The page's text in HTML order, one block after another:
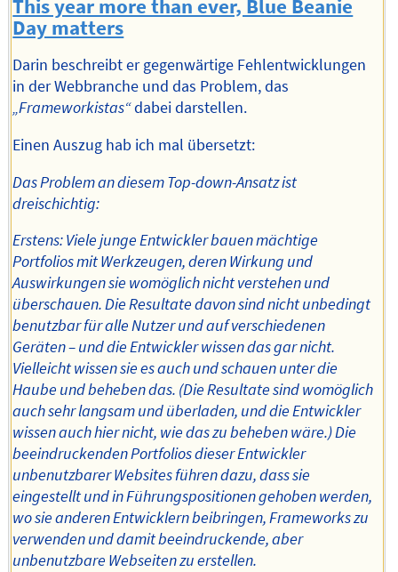
This year more than ever, Blue Beanie
Day matters
Darin beschreibt er gegenwärtige Fehlentwicklungen
in der Webbranche und das Problem, das
„Frameworkistas“dabei darstellen.
Einen Auszug hab ich mal übersetzt:
Das Problem an diesem Top-down-Ansatz ist
dreischichtig:
Erstens: Viele junge Entwickler bauen mächtige
Portfolios mit Werkzeugen, deren Wirkung und
Auswirkungen sie womöglich nicht verstehen und
überschauen. Die Resultate davon sind nicht unbedingt
benutzbar für alle Nutzer und auf verschiedenen
Geräten – und die Entwickler wissen das gar nicht.
Vielleicht wissen sie es auch und schauen unter die
Haube und beheben das. (Die Resultate sind womöglich
auch sehr langsam und überladen, und die Entwickler
wissen auch hier nicht, wie das zu beheben wäre.) Die
beeindruckenden Portfolios dieser Entwickler
unbenutzbarer Websites führen dazu, dass sie
eingestellt und in Führungspositionen gehoben werden,
wo sie anderen Entwicklern beibringen, Frameworks zu
verwenden und damit beeindruckende, aber
unbenutzbare Webseiten zu erstellen.